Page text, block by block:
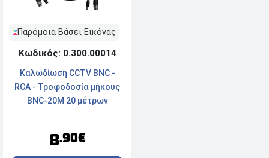
Παρόμοια Βάσει Εικόνας
Κωδικός: 0.300.00014
Καλωδίωση CCTV BNC -
RCA - Τροφοδοσία μήκους
BNC-20M 20 μέτρων
8.90€